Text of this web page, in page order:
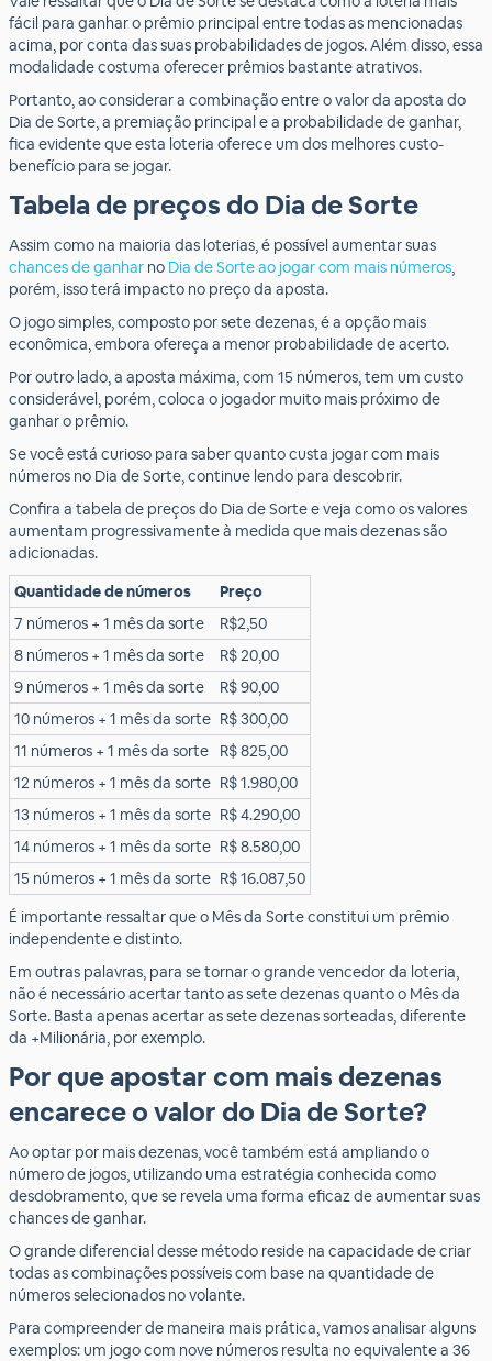
fácil para ganhar o prêmio principal entre todas as mencionadas
acima, por conta das suas probabilidades de jogos. Além disso, essa
modalidade costuma oferecer prêmios bastante atrativos.
Portanto, ao considerar a combinação entre o valor da aposta do
Dia de Sorte, a premiação principal e a probabilidade de ganhar,
fica evidente que esta loteria oferece um dos melhores custo-
benefício para se jogar.
Tabela de preços do Dia de Sorte
Assim como na maioria das loterias, é possível aumentar suas
chances de ganhar no Dia de Sorte ao jogar com mais números,
porém, isso terá impacto no preço da aposta.
O jogo simples, composto por sete dezenas, é a opção mais
econômica, embora ofereça a menor probabilidade de acerto.
Por outro lado, a aposta máxima, com 15 números, tem um custo
considerável, porém, coloca o jogador muito mais próximo de
ganhar o prêmio.
Se você está curioso para saber quanto custa jogar com mais
números no Dia de Sorte, continue lendo para descobrir.
Confira a tabela de preços do Dia de Sorte e veja como os valores
aumentam progressivamente à medida que mais dezenas são
adicionadas.
Quantidade de números
Preço
7 números + 1 mês da sorte
R$2,50
8 números + 1 mês da sorte
R$ 20,00
9 números + 1 mês da sorte
R$ 90,00
10 números + 1 mês da sorte R$ 300,00
11 números + 1 mês da sorte
R$ 825,00
12 números + 1 mês da sorte R$ 1.980,00
13 números + 1 mês da sorte R$ 4.290,00
14 números + 1 mês da sorte R$ 8.580,00
15 números + 1 mês da sorte R$ 16.087,50​
É importante ressaltar que o Mês da Sorte constitui um prêmio
independente e distinto.
Em outras palavras, para se tornar o grande vencedor da loteria,
não é necessário acertar tanto as sete dezenas quanto o Mês da
Sorte. Basta apenas acertar as sete dezenas sorteadas, diferente
da +Milionária, por exemplo.
Por que apostar com mais dezenas
encarece o valor do Dia de Sorte?
Ao optar por mais dezenas, você também está ampliando o
número de jogos, utilizando uma estratégia conhecida como
desdobramento, que se revela uma forma eficaz de aumentar suas
chances de ganhar.
O grande diferencial desse método reside na capacidade de criar
todas as combinações possíveis com base na quantidade de
números selecionados no volante.
Para compreender de maneira mais prática, vamos analisar alguns
exemplos: um jogo com nove números resulta no equivalente a 36